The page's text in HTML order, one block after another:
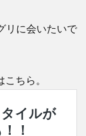
リに会いたいで
ちら。